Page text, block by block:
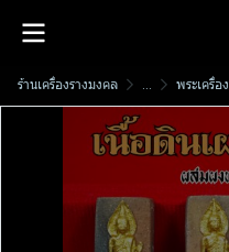
ร้านเครื่องรางมงคล ... พระเครื่อง